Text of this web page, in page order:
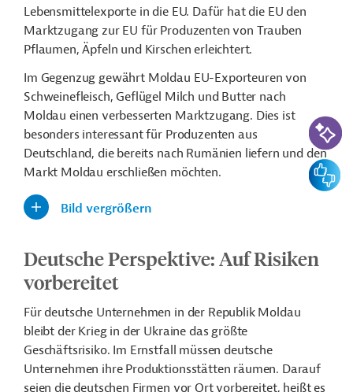
Lebensmittelexporte in die EU. Dafür hat die EU den
Marktzugang zur EU für Produzenten von Trauben
Pflaumen, Äpfeln und Kirschen erleichtert.
Im Gegenzug gewährt Moldau EU-Exporteuren von
Schweinefleisch, Geflügel Milch und Butter nach
Moldau einen verbesserten Marktzugang. Dies ist
besonders interessant für Produzenten aus
Deutschland, die bereits nach Rumänien liefern und den
Markt Moldau erschließen möchten.
Bild vergrößern
Deutsche Perspektive: Auf Risiken
vorbereitet
Für deutsche Unternehmen in der Republik Moldau
bleibt der Krieg in der Ukraine das größte
Geschäftsrisiko. Im Ernstfall müssen deutsche
Unternehmen ihre Produktionsstätten räumen. Darauf
seien die deutschen Firmen vor Ort vorbereitet, heißt es
KI-